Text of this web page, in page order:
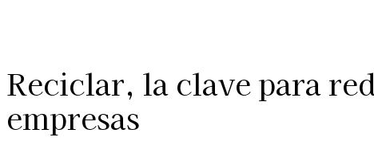
Reciclar, la clave para
empresas